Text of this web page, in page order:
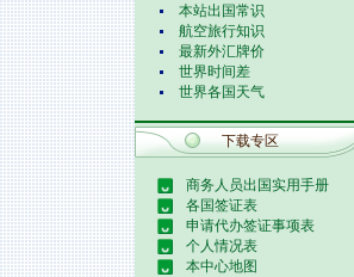
本站出国常识
航空旅行知识
最新外汇牌价
世界时间差
世界各国天气
下载专区
商务人员出国实用手册
各国签证表
申请代办签证事项表
个人情况表
本中心地图